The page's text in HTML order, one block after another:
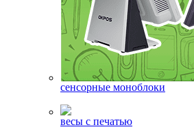
сенсорные моноблоки
весы с печатью